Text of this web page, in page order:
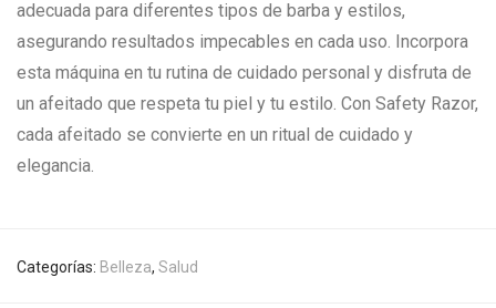
adecuada para diferentes tipos de barba y estilos,
asegurando resultados impecables en cada uso. Incorpora
esta máquina en tu rutina de cuidado personal y disfruta de
un afeitado que respeta tu piel y tu estilo. Con Safety Razor,
cada afeitado se convierte en un ritual de cuidado y
elegancia.
Categorías: Belleza, Salud